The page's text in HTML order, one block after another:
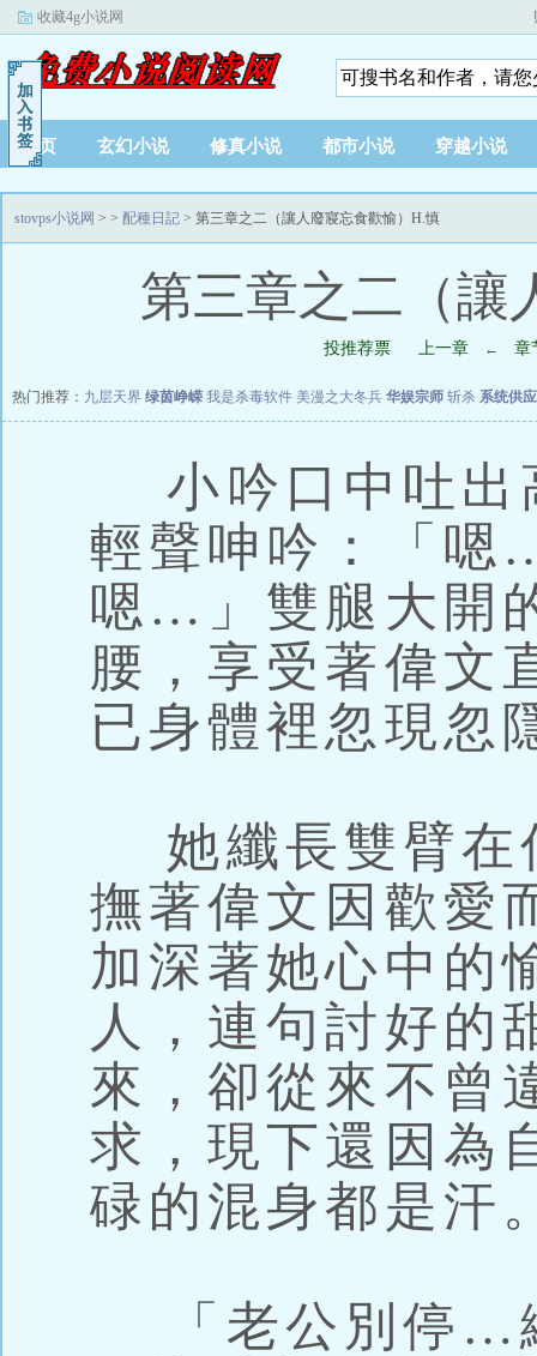
收藏4g小说网
首页 玄幻小说 修真小说 都市小说 穿越小说
stovps小说网 > > 配種日記 > 第三章之二（讓人廢寢忘食歡愉）H.慎
第三章之二（讓
投推荐票 上一章 ← 章
热门推荐： 九层天界 绿茵峥嵘 我是杀毒软件 美漫之大冬兵 华娱宗师 斩杀 系统供
小吟口中吐出
輕聲呻吟：「
嗯…」雙腿大開
腰，享受著偉文
已身體裡忽現忽
她纖長雙臂在
撫著偉文因歡愛
加深著她心中的
人，連句討好的
來，卻從來不曾
求，現下還因為
碌的混身都是汗
「老公別停…